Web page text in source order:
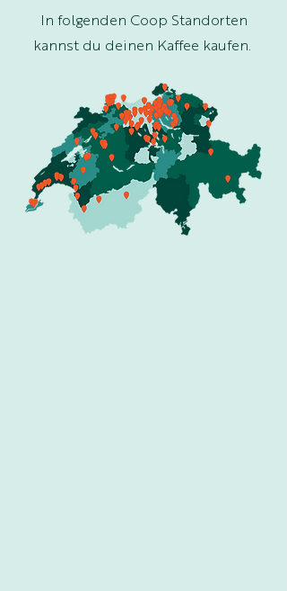
In folgenden Coop Standorten
kannst du deinen Kaffee kaufen.